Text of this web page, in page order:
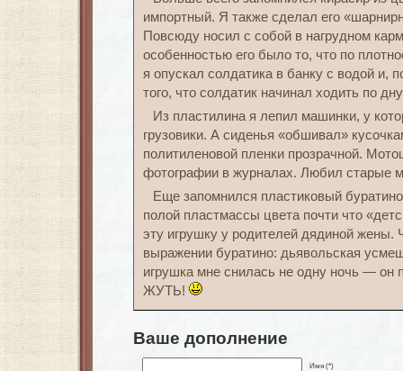
импортный. Я также сделал его
Повсюду носил с собой в нагрудном
особенностью его было то, что по
я опускал солдатика в банку с водой и,
того, что солдатик начинал ходить по
Из пластилина я лепил машинки, у
грузовики. А сиденья «обшивал»
политиленовой пленки прозрачной.
фотографии в журналах. Любил старые
Еще запомнился пластиковый
полой пластмассы цвета почти что
эту игрушку у родителей дядиной жены.
выражении буратино: дьявольская
игрушка мне снилась не одну ночь — он
ЖУТЬ!
Ваше дополнение
Имя (*)